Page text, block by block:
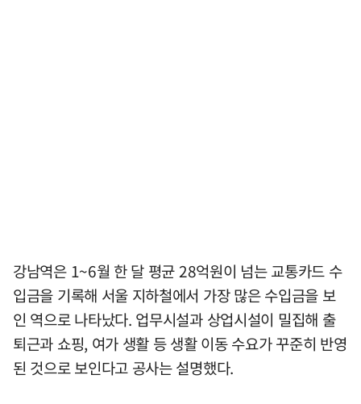
강남역은 1~6월 한 달 평균 28억원이 넘는 교통카드 수
입금을 기록해 서울 지하철에서 가장 많은 수입금을 보
인 역으로 나타났다. 업무시설과 상업시설이 밀집해 출
퇴근과 쇼핑, 여가 생활 등 생활 이동 수요가 꾸준히 반영
된 것으로 보인다고 공사는 설명했다.